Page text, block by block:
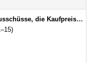
– BayGaV) Vom 5. April 2005 (GVBl. S. 88) BayRS 2130-2-B (§§ 1–25)